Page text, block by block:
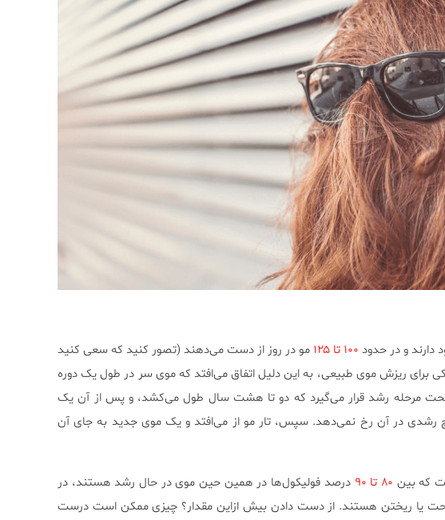
۱۰۰ تا ۱۲۵
مو در روز از دست می‌دهند (تصور کنید که سعی کنید
برای ریزش موی طبیعی، به این دلیل اتفاق می‌افتد که موی سر در طول یک دوره
مرحله رشد قرار می‌گیرد که دو تا هشت سال طول می‌کشد، و پس از آن یک
رشدی در آن رخ نمی‌دهد. سپس، تار مو از می‌افتد و یک موی جدید به جای آن
که بین ۸۰ تا ۹۰
درصد فولیکول‌ها در همین حین موی در حال رشد هستند، در
یا ریختن هستند. از دست دادن بیش ازاین مقدار؟ چیزی ممکن است درست